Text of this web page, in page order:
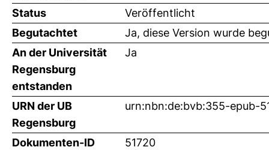
Status
Veröffentlicht
Begutachtet
Ja, diese Version wurde
An der Universität
Regensburg
entstanden
Ja
URN der UB
Regensburg
urn:nbn:de:bvb:355-epub-
Dokumenten-ID 51720